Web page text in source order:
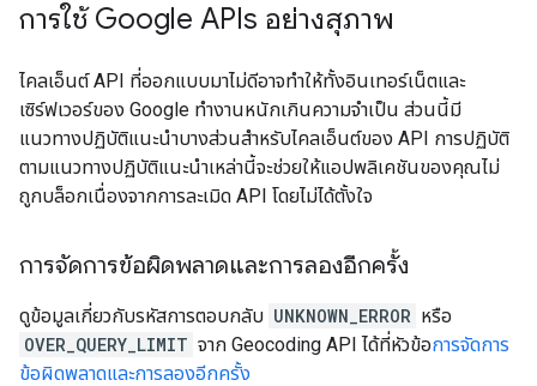
การใช้ Google APIs อย่างสุภาพ
ไคลเอ็นต์ API ที่ออกแบบมาไม่ดีอาจทำให้ทั้งอินเทอร์เน็ตและ
เซิร์ฟเวอร์ของ Google ทำงานหนักเกินความจำเป็น ส่วนนี้มี
แนวทางปฏิบัติแนะนำบางส่วนสำหรับไคลเอ็นต์ของ API การปฏิบัติ
ตามแนวทางปฏิบัติแนะนำเหล่านี้จะช่วยให้แอปพลิเคชันของคุณไม่
ถูกบล็อกเนื่องจากการละเมิด API โดยไม่ได้ตั้งใจ
การจัดการข้อผิดพลาดและการลองอีกครั้ง
ดูข้อมูลเกี่ยวกับรหัสการตอบกลับ UNKNOWN_ERROR หรือ
OVER_QUERY_LIMIT จาก Geocoding API ได้ที่หัวข้อการจัดการ
ข้อผิดพลาดและการลองอีกครั้ง